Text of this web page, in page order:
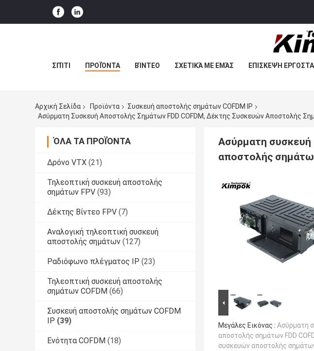
ΣΠΊΤΙ ΠΡΟΪΌΝΤΑ ΒΊΝΤΕΟ ΣΧΕΤΙΚΆ ΜΕ ΕΜΆΣ ΕΠΙΣΚΕΨΉ
Αρχική Σελίδα Προϊόντα
Συσκευή αποστολής σημάτων COFDM IP
Ασύρματη Συσκευή Αποστολής Σημάτων FDD COFDM, Δέκτης Συσκευών Αποστολής
ΌΛΑ ΤΑ ΠΡΟΪΌΝΤΑ
Δρόνο VTX (21)
Τηλεοπτική συσκευή αποστολής
σημάτων FPV (93)
Δέκτης Βίντεο FPV (7)
Αναλογική τηλεοπτική συσκευή
αποστολής σημάτων (127)
Ραδιόφωνο πλέγματος IP (23)
Τηλεοπτική συσκευή αποστολής
σημάτων COFDM (66)
Συσκευή αποστολής σημάτων COFDM
IP (39)
Ενότητα COFDM (18)
Ασύρματη συσκευή
αποστολής
Μεγάλες Εικόνας : Ασύρματη
αποστολής σημάτων FDD
συσκευών αποστολής